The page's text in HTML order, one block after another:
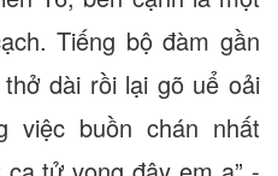
Tiếng bộ đàm gần
dài rồi lại gõ uể oải
việc buồn chán nhất